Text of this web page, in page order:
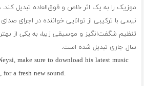
موزیک را به یک اثر خاص و فوق‌العاده تبدیل
نیسی با ترکیبی از توانایی خواننده در اجرای
تنظیم شگفت‌انگیز و موسیقی زیبا، به یکی از
سال جاری تبدیل شده است.
make sure to download his latest music
for a fresh new sound.